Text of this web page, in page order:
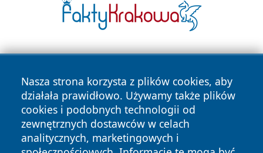
Nasza strona korzysta z plików cookies, aby
działała prawidłowo. Używamy także plików
cookies i podobnych technologii od
zewnętrznych dostawców w celach
analitycznych, marketingowych i
Copyright © 2026 przemyslonline.pl Wszystkie prawa
zastrzeżone.